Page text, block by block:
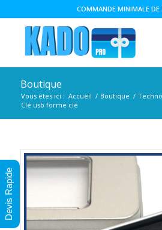
COMMANDE MINIMALE DE
Boutique
Vous êtes ici : Accueil / Boutique /
Clé usb forme clé
Devis Rapide